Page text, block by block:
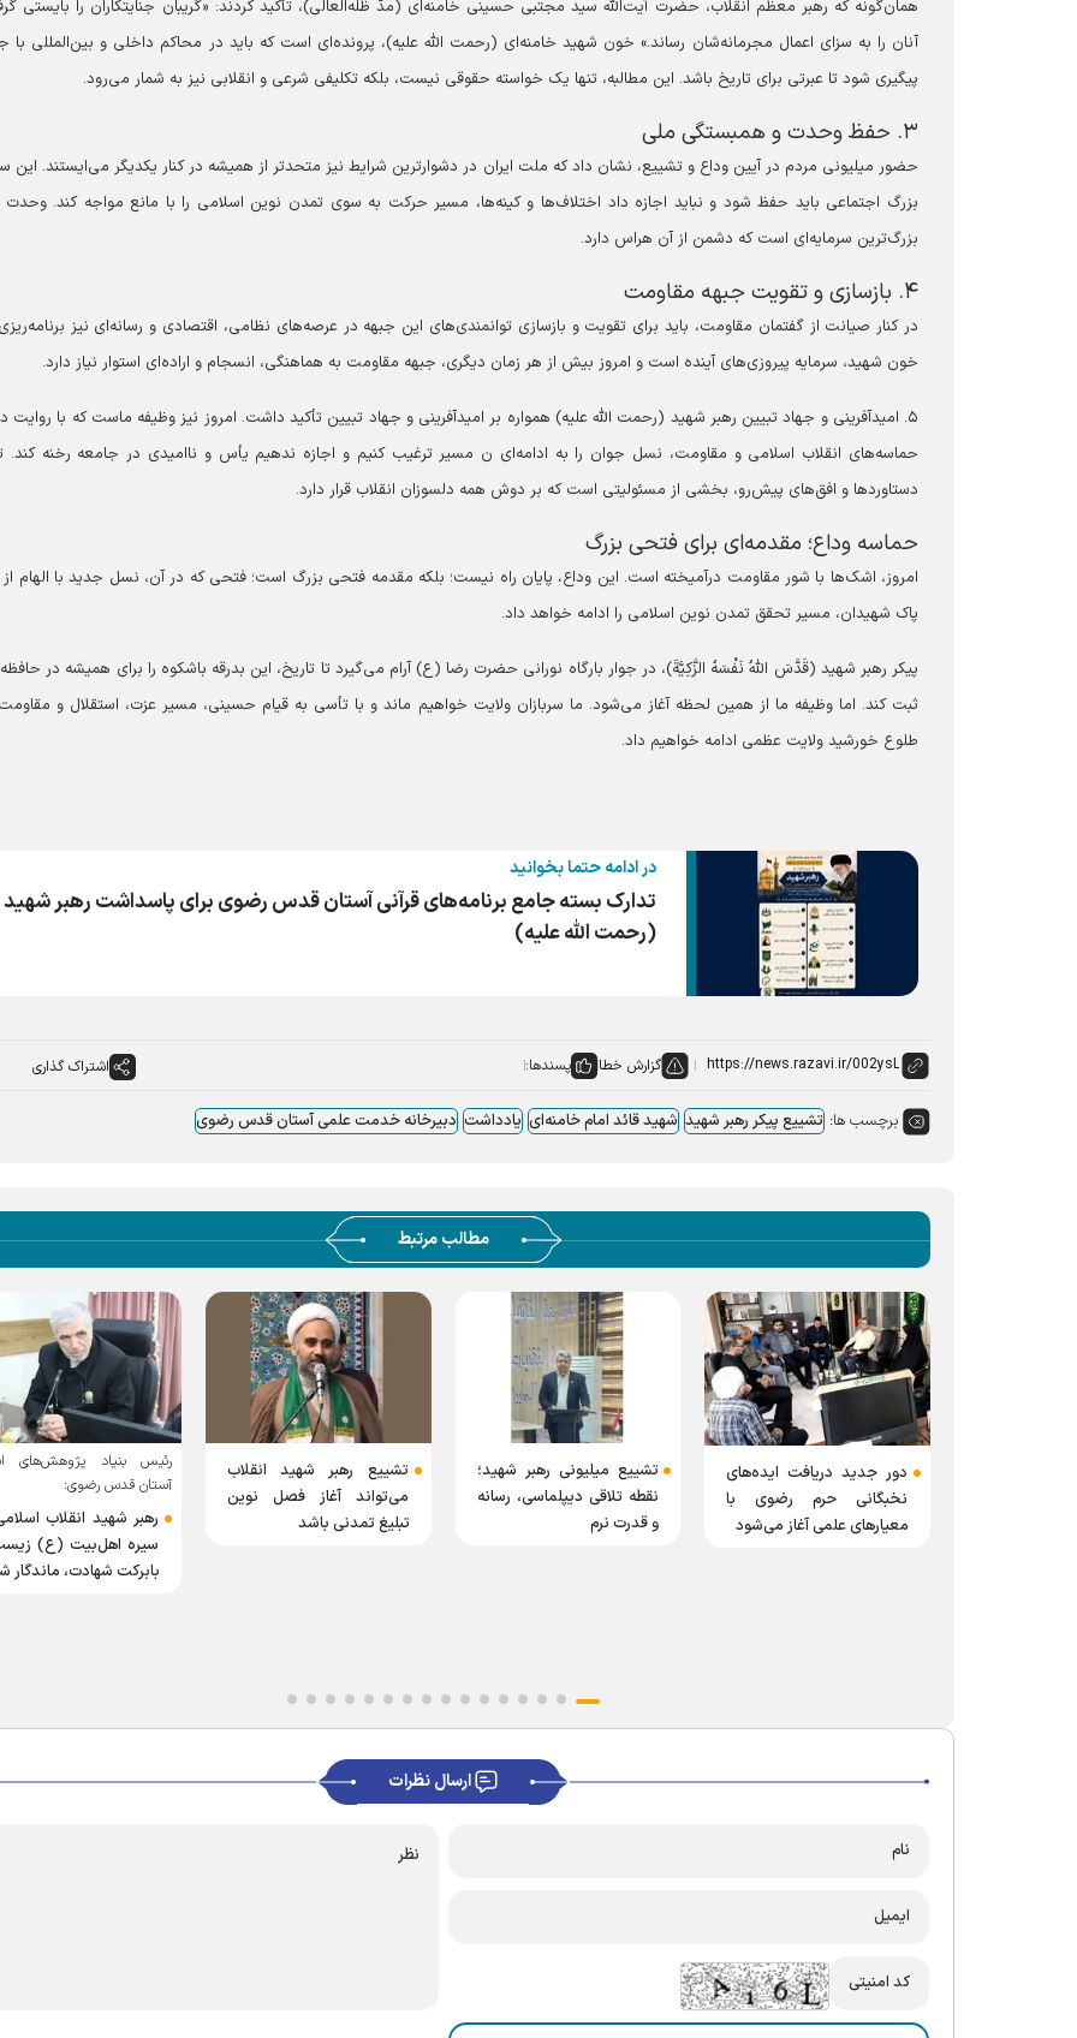
همان‌گونه که رهبر معظم انقلاب، حضرت آیت‌الله سید مجتبی حسینی خامنه‌ای (مدّ ظله‌العالی)، تأکید کردند: «گریبان جنایتکاران را بایستی
آنان را به سزای اعمال مجرمانه‌شان رساند.» خون شهید خامنه‌ای (رحمت الله علیه)، پرونده‌ای است که باید در محاکم داخلی و بین‌المللی با
پیگیری شود تا عبرتی برای تاریخ باشد. این مطالبه، تنها یک خواسته حقوقی نیست، بلکه تکلیفی شرعی و انقلابی نیز به شمار می‌رود.
۳. حفظ وحدت و همبستگی ملی
حضور میلیونی مردم در آیین وداع و تشییع، نشان داد که ملت ایران در دشوارترین شرایط نیز متحدتر از همیشه در کنار یکدیگر می‌ایستند. این
بزرگ اجتماعی باید حفظ شود و نباید اجازه داد اختلاف‌ها و کینه‌ها، مسیر حرکت به سوی تمدن نوین اسلامی را با مانع مواجه کند. وحدت
بزرگ‌ترین سرمایه‌ای است که دشمن از آن هراس دارد.
۴. بازسازی و تقویت جبهه مقاومت
در کنار صیانت از گفتمان مقاومت، باید برای تقویت و بازسازی توانمندی‌های این جبهه در عرصه‌های نظامی، اقتصادی و رسانه‌ای نیز
خون شهید، سرمایه پیروزی‌های آینده است و امروز بیش از هر زمان دیگری، جبهه مقاومت به هماهنگی، انسجام و اراده‌ای استوار نیاز دارد.
۵. امیدآفرینی و جهاد تبیین رهبر شهید (رحمت الله علیه) همواره بر امیدآفرینی و جهاد تبیین تأکید داشت. امروز نیز وظیفه ماست که با
حماسه‌های انقلاب اسلامی و مقاومت، نسل جوان را به ادامه‌ای ن مسیر ترغیب کنیم و اجازه ندهیم یأس و ناامیدی در جامعه رخنه کند.
دستاورد‌ها و افق‌های پیش‌رو، بخشی از مسئولیتی است که بر دوش همه دلسوزان انقلاب قرار دارد.
حماسه وداع؛ مقدمه‌ای برای فتحی بزرگ
امروز، اشک‌ها با شور مقاومت درآمیخته است. این وداع، پایان راه نیست؛ بلکه مقدمه فتحی بزرگ است؛ فتحی که در آن، نسل جدید با الهام
پاک شهیدان، مسیر تحقق تمدن نوین اسلامی را ادامه خواهد داد.
پیکر رهبر شهید (قَدَّسَ اللَّهُ نَفْسَهُ الزَّکِیَّةَ)، در جوار بارگاه نورانی حضرت رضا (ع) آرام می‌گیرد تا تاریخ، این بدرقه باشکوه را برای همیشه در
ثبت کند. اما وظیفه ما از همین لحظه آغاز می‌شود. ما سربازان ولایت خواهیم ماند و با تأسی به قیام حسینی، مسیر عزت، استقلال و مقاومت
طلوع خورشید ولایت عظمی ادامه خواهیم داد.
در ادامه حتما بخوانید
تدارک بسته جامع برنامه‌های قرآنی آستان قدس رضوی برای پاسداشت رهبر شهید
(رحمت الله علیه)
گزارش خطا پسندها: اشتراک گذاری
برچسب ها: تشییع پیکر رهبر شهید شهید قائد امام خامنه‌ای یادداشت دبیرخانه خدمت علمی آستان قدس رضوی
مطالب مرتبط
دور جدید دریافت ایده‌های
نخبگانی حرم رضوی با
معیار‌های علمی آغاز می‌شود
تشییع میلیونی رهبر شهید؛
نقطه تلاقی دیپلماسی، رسانه
و قدرت نرم
تشییع رهبر شهید انقلاب
می‌تواند آغاز فصل نوین
تبلیغ تمدنی باشد
رئیس بنیاد پژوهش‌های
آستان قدس رضوی:
رهبر شهید انقلاب
سیره اهل‌بیت (ع)
بابرکت شهادت، ماندگار
ارسال نظرات